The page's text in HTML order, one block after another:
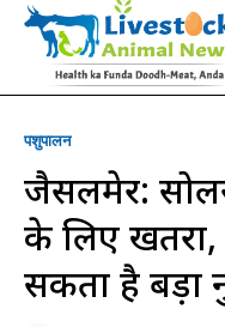
पशुपालन
जैसलमेर:
के लिए खतरा,
सकता है बड़ा